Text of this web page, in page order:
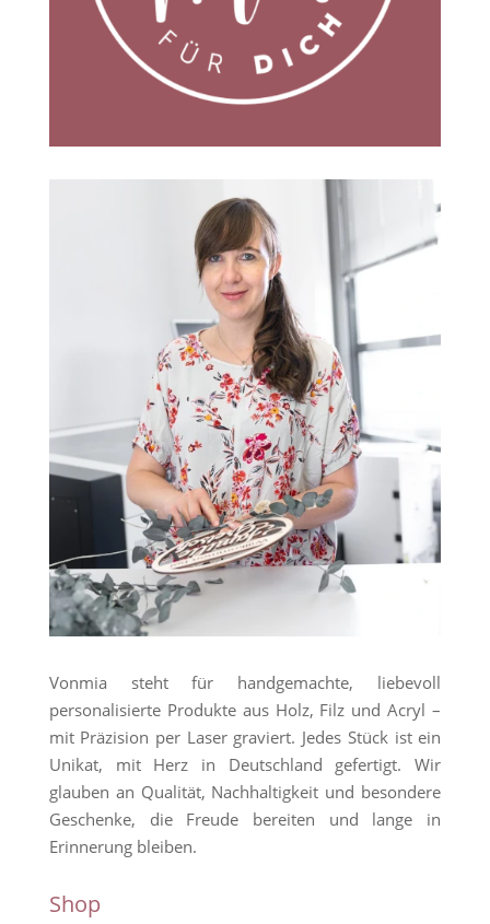
Vonmia steht für handgemachte, liebevoll
personalisierte Produkte aus Holz, Filz und Acryl –
mit Präzision per Laser graviert. Jedes Stück ist ein
Unikat, mit Herz in Deutschland gefertigt. Wir
glauben an Qualität, Nachhaltigkeit und besondere
Geschenke, die Freude bereiten und lange in
Erinnerung bleiben.
Shop